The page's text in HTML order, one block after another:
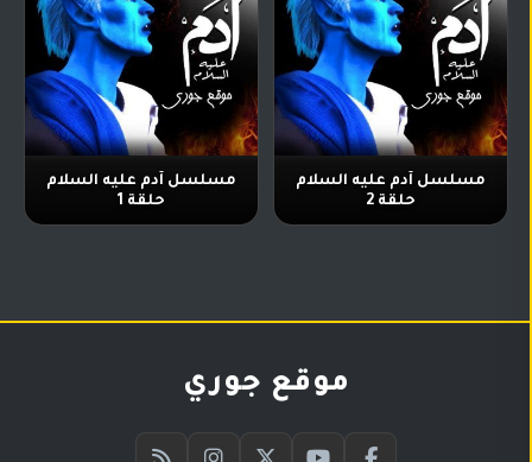
مسلسل آدم عليه السلام
حلقة 2
مسلسل آدم عليه السلام
حلقة 1
موقع جوري